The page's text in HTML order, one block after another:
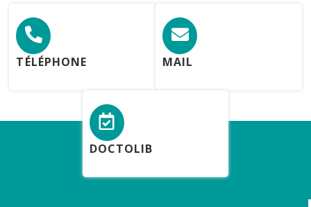
TÉLÉPHONE MAIL
DOCTOLIB